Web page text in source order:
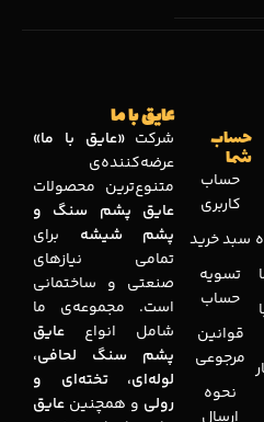
حساب
شما
حساب
کاربری
سبد خرید
تسویه
حساب
قوانین
مرجوعی
نحوه
عایق با ما
شرکت«عایق با ما»
عرضه‌کننده‌ی
متنوع‌ترین محصولات
عایق پشم سنگ و
پشم شیشه برای
تمامی نیازهای
صنعتی و ساختمانی
است. مجموعه‌ی ما
شامل انواع عایق
پشم سنگ لحافی،
لوله‌ای، تخته‌ای و
رولی و همچنین عایق